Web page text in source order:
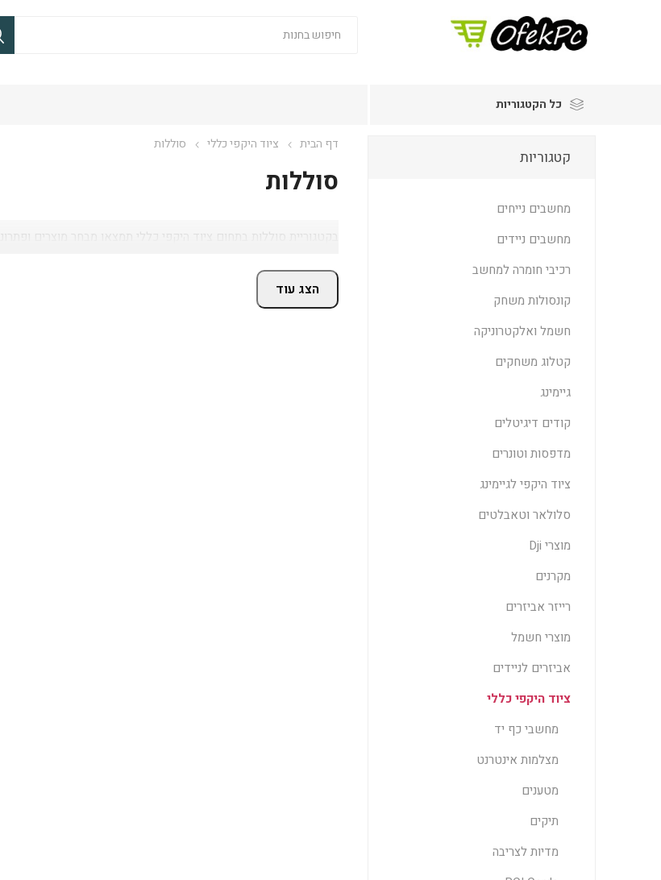
כל הקטגוריות
דף הבית ציוד היקפי כללי סוללות
סוללות
בקטגוריית סוללות בתחום ציוד היקפי כללי תמצאו מבחר מוצרים
הצג עוד
קטגוריות
מחשבים נייחים
מחשבים ניידים
רכיבי חומרה למחשב
קונסולות משחק
חשמל ואלקטרוניקה
קטלוג משחקים
גיימינג
קודים דיגיטלים
מדפסות וטונרים
ציוד היקפי לגיימינג
סלולאר וטאבלטים
מוצרי Dji
מקרנים
רייזר אביזרים
מוצרי חשמל
אביזרים לניידים
ציוד היקפי כללי
מחשבי כף יד
מצלמות אינטרנט
מטענים
תיקים
מדיות לצריבה